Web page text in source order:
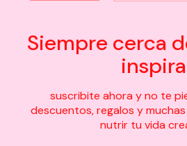
Siempre cerca
suscribite ahora y no te
descuentos, regalos y
nutrir tu vida